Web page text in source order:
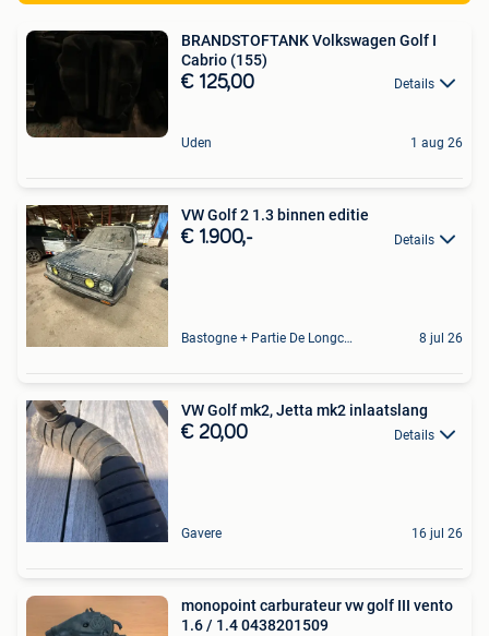
BRANDSTOFTANK Volkswagen Golf I
Cabrio (155)
€ 125,00 Details
Uden 1 aug 26
VW Golf 2 1.3 binnen editie
€ 1.900,- Details
Bastogne + Partie De Longchamps Et Sibret 8 jul 26
VW Golf mk2, Jetta mk2 inlaatslang
€ 20,00 Details
Gavere 16 jul 26
monopoint carburateur vw golf III vento
1.6 / 1.4 0438201509